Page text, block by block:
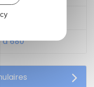
R*421-17
680